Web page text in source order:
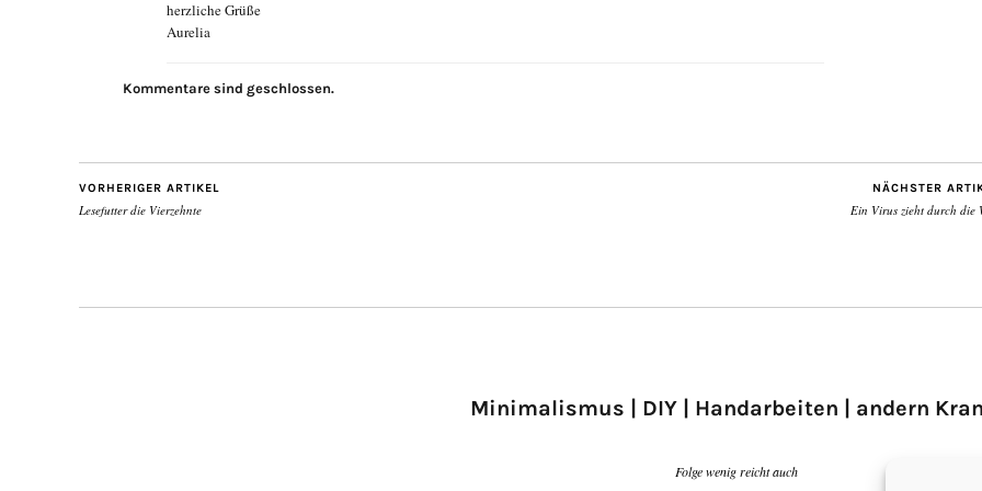
herzliche Grüße
Aurelia
Kommentare sind geschlossen.
VORHERIGER ARTIKEL
Lesefutter die Vierzehnte
NÄCHSTER
Ein Virus zieht durch die
Minimalismus | DIY | Handarbeiten | andern
Folge wenig reicht auch